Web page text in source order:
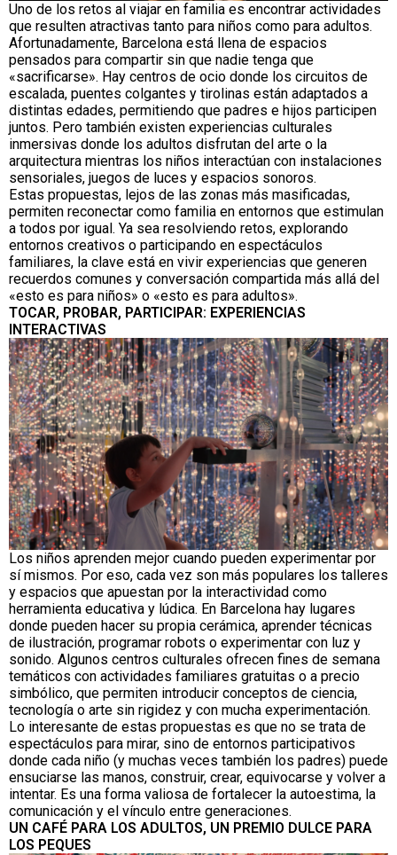
Uno de los retos al viajar en familia es encontrar actividades
que resulten atractivas tanto para niños como para adultos.
Afortunadamente, Barcelona está llena de espacios
pensados para compartir sin que nadie tenga que
«sacrificarse». Hay centros de ocio donde los circuitos de
escalada, puentes colgantes y tirolinas están adaptados a
distintas edades, permitiendo que padres e hijos participen
juntos. Pero también existen experiencias culturales
inmersivas donde los adultos disfrutan del arte o la
arquitectura mientras los niños interactúan con instalaciones
sensoriales, juegos de luces y espacios sonoros.
Estas propuestas, lejos de las zonas más masificadas,
permiten reconectar como familia en entornos que estimulan
a todos por igual. Ya sea resolviendo retos, explorando
entornos creativos o participando en espectáculos
familiares, la clave está en vivir experiencias que generen
recuerdos comunes y conversación compartida más allá del
«esto es para niños» o «esto es para adultos».
TOCAR, PROBAR, PARTICIPAR: EXPERIENCIAS
INTERACTIVAS
Los niños aprenden mejor cuando pueden experimentar por
sí mismos. Por eso, cada vez son más populares los talleres
y espacios que apuestan por la interactividad como
herramienta educativa y lúdica. En Barcelona hay lugares
donde pueden hacer su propia cerámica, aprender técnicas
de ilustración, programar robots o experimentar con luz y
sonido. Algunos centros culturales ofrecen fines de semana
temáticos con actividades familiares gratuitas o a precio
simbólico, que permiten introducir conceptos de ciencia,
tecnología o arte sin rigidez y con mucha experimentación.
Lo interesante de estas propuestas es que no se trata de
espectáculos para mirar, sino de entornos participativos
donde cada niño (y muchas veces también los padres) puede
ensuciarse las manos, construir, crear, equivocarse y volver a
intentar. Es una forma valiosa de fortalecer la autoestima, la
comunicación y el vínculo entre generaciones.
UN CAFÉ PARA LOS ADULTOS, UN PREMIO DULCE PARA
LOS PEQUES